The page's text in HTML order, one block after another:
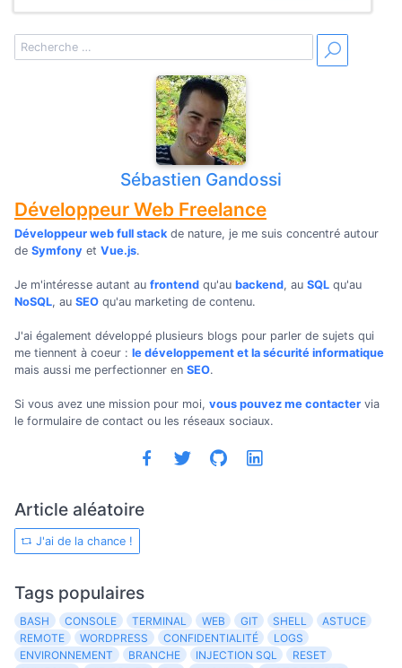
Sébastien Gandossi
Développeur Web Freelance
Développeur web full stack de nature, je me suis concentré autour
de Symfony et Vue.js.
Je m'intéresse autant au frontend qu'au backend, au SQL qu'au
NoSQL, au SEO qu'au marketing de contenu.
J'ai également développé plusieurs blogs pour parler de sujets qui
me tiennent à coeur : le développement et la sécurité informatique
mais aussi me perfectionner en SEO.
Si vous avez une mission pour moi, vous pouvez me contacter via
le formulaire de contact ou les réseaux sociaux.
Article aléatoire
J'ai de la chance !
Tags populaires
BASH CONSOLE TERMINAL WEB GIT SHELL
ASTUCE
REMOTE
WORDPRESS CONFIDENTIALITÉ
LOGS
ENVIRONNEMENT
BRANCHE INJECTION SQL
RESET